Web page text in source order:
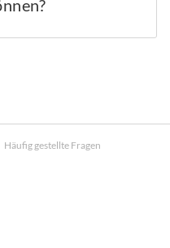
Häufig gestellte Fragen